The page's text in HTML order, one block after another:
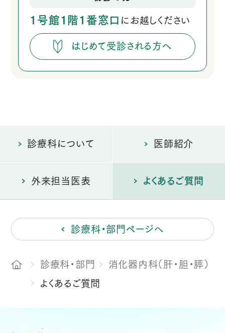
1号館1階1番窓口 にお越しください
はじめて受診される方へ
診療科について 医師紹介
外来担当医表 よくあるご質問
診療科・部門ページへ
診療科・部門
消化器内科（肝・胆・膵）
よくあるご質問